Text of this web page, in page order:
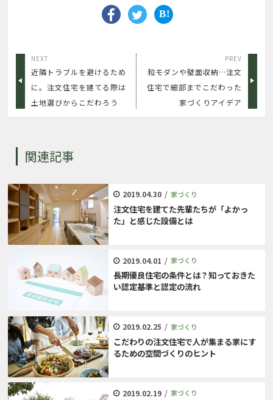
NEXT
近隣トラブルを避けるため
に。注文住宅を建てる際は
土地選びからこだわろう
PREV
和モダンや壁面収納…注文
住宅で細部までこだわった
家づくりアイデア
関連記事
2019.04.30 / 家づくり
注文住宅を建てた先輩たちが「よかっ
た」と感じた設備とは
2019.04.01 / 家づくり
長期優良住宅の条件とは？知っておきた
い認定基準と認定の流れ
2019.02.25 / 家づくり
こだわりの注文住宅で人が集まる家にす
るための空間づくりのヒント
2019.02.19 / 家づくり